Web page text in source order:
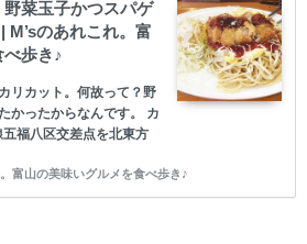
菜玉子かつスパゲ
M’sのあれこれ。富
歩き♪
リカット。何故って？野
かったからなんです。 カ
福八区交差点を北東方
日の11時半頃に
富山の美味いグルメを食べ歩き♪